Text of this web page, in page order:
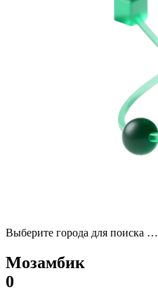
Выберите города для поиска …
Мозамбик
0